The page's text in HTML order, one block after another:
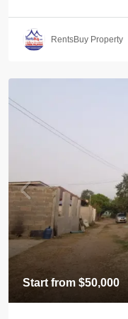
RentsBuy Property
Start from $50,000